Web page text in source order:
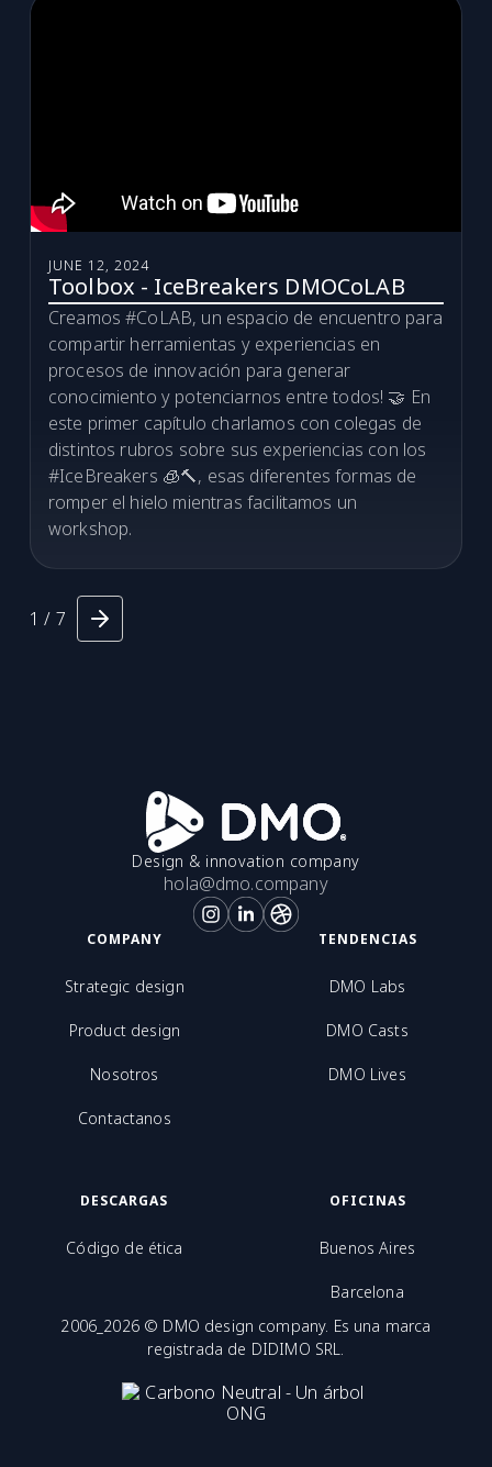
JUNE 12, 2024
Toolbox - IceBreakers DMOCoLAB
Creamos #CoLAB, un espacio de encuentro para
compartir herramientas y experiencias en
procesos de innovación para generar
conocimiento y potenciarnos entre todos! 🤝 En
este primer capítulo charlamos con colegas de
distintos rubros sobre sus experiencias con los
#IceBreakers 🧊🔨, esas diferentes formas de
romper el hielo mientras facilitamos un
workshop.
1 / 7
Design & innovation company
hola@dmo.company
COMPANY
Strategic design
Product design
Nosotros
Contactanos
TENDENCIAS
DMO Labs
DMO Casts
DMO Lives
DESCARGAS
Código de ética
OFICINAS
Buenos Aires
Barcelona
2006_2026 © DMO design company. Es una marca
registrada de DIDIMO SRL.